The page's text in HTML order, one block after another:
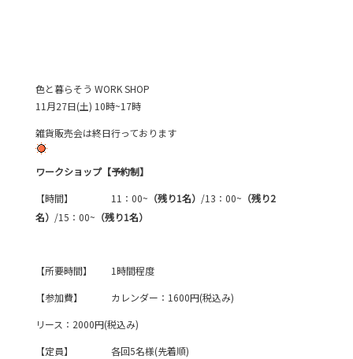
色と暮らそう WORK SHOP
11月27日(土) 10時~17時
雑貨販売会は終日行っております
ワークショップ【予約制】
【時間】 11：00~ （残り1名） /13：00~ （残り2
名） /15：00~ （残り1名）
【所要時間】 1時間程度
【参加費】 カレンダー：1600円(税込み)
リース：2000円(税込み)
【定員】 各回5名様(先着順)